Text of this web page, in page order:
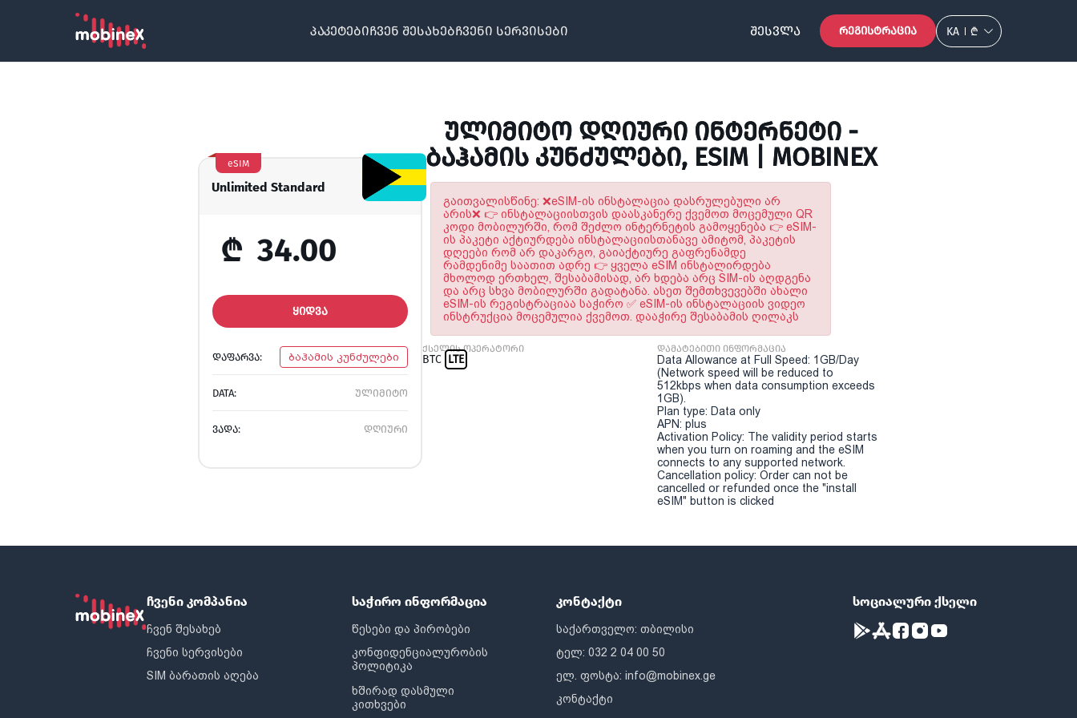
პაკეტებიჩვენ შესახებჩვენი სერვისები ᲨᲔᲡᲕᲚᲐ ᲠᲔᲒᲘᲡᲢᲠᲐᲪᲘᲐ KA ₾
Unlimited Standard
eSIM
₾ 34.00
ᲧᲘᲓᲕᲐ
ᲓᲐᲤᲐᲠᲕᲐ: ბაჰამის კუნძულები
DATA: ულიმიტო
ᲕᲐᲓᲐ: დღიური
ᲣᲚᲘᲛᲘᲢᲝ ᲓᲦᲘᲣᲠᲘ ᲘᲜᲢᲔᲠᲜᲔᲢᲘ -
ᲑᲐᲰᲐᲛᲘᲡ ᲙᲣᲜᲫᲣᲚᲔᲑᲘ, ESIM | MOBINEX
გაითვალისწინე: ❌eSIM-ის ინსტალაცია დასრულებული არ
არის❌ 👉 ინსტალაციისთვის დაასკანერე ქვემოთ მოცემული QR
კოდი მობილურში, რომ შეძლო ინტერნეტის გამოყენება 👉 eSIM-
ის პაკეტი აქტიურდება ინსტალაციისთანავე ამიტომ, პაკეტის
დღეები რომ არ დაკარგო, გაიაქტიურე გაფრენამდე
რამდენიმე საათით ადრე 👉 ყველა eSIM ინსტალირდება
მხოლოდ ერთხელ, შესაბამისად, არ ხდება არც SIM-ის აღდგენა
და არც სხვა მობილურში გადატანა. ასეთ შემთხვევებში ახალი
eSIM-ის რეგისტრაციაა საჭირო ✅ eSIM-ის ინსტალაციის ვიდეო
ინსტრუქცია მოცემულია ქვემოთ. დააჭირე შესაბამის ღილაკს
ქსელის ოპერატორი
BTC LTE
დამატებითი ინფორმაცია
Data Allowance at Full Speed: 1GB/Day
(Network speed will be reduced to
512kbps when data consumption exceeds
1GB).
Plan type: Data only
APN: plus
Activation Policy: The validity period starts
when you turn on roaming and the eSIM
connects to any supported network.
Cancellation policy: Order can not be
cancelled or refunded once the "install
eSIM" button is clicked
ჩვენი კომპანია
ჩვენ შესახებ
ჩვენი სერვისები
SIM ბარათის აღება
საჭირო ინფორმაცია
წესები და პირობები
კონფიდენციალურობის
პოლიტიკა
ხშირად დასმული
კითხვები
კონტაქტი
საქართველო: თბილისი
ტელ: 032 2 04 00 50
ელ. ფოსტა:info@mobinex.ge
კონტაქტი
სოციალური ქსელი